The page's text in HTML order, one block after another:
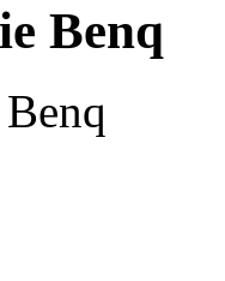
Benq